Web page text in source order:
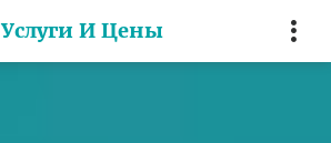
Услуги И Цены